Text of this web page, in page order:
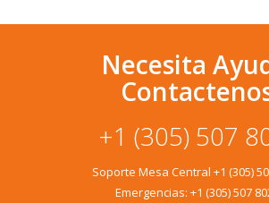
Necesita
+1 (305) 507
Soporte Mesa Central +1 (305)
Emergencias: +1 (305) 507